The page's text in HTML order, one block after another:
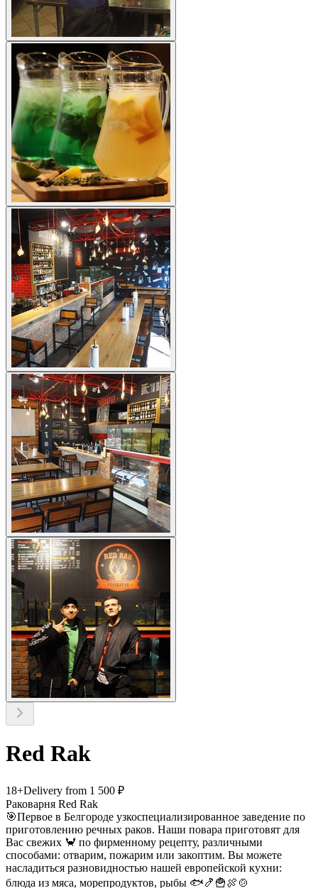
Red Rak
18+Delivery from 1 500 ₽
Раковарня Red Rak
🎯Первое в Белгороде узкоспециализированное заведение по
приготовлению речных раков. Наши повара приготовят для
Вас свежих 🦀 по фирменному рецепту, различными
способами: отварим, пожарим или закоптим. Вы можете
насладиться разновидностью нашей европейской кухни:
блюда из мяса, морепродуктов, рыбы 🐟🍤🍟🍖🍲